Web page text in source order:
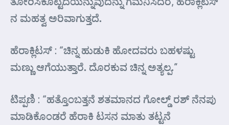
ನ ಮಹತ್ವ ಅರಿವಾಗುತ್ತದೆ.
ಹೆರಾಕ್ಲಿಟಸ್ : “ಚಿನ್ನ ಹುಡುಕಿ ಹೋದವರು ಬಹಳಷ್ಟು
ಮಣ್ಣು ಆಗೆಯುತ್ತಾರೆ. ದೊರಕುವ ಚಿನ್ನ ಅತ್ಯಲ್ಪ.”
ಟಿಪ್ಪಣಿ : “ಹತ್ತೊಂಬತ್ತನೆ ಶತಮಾನದ ಗೋಲ್ಡ್ ರಶ್ ನೆನಪು
ಮಾಡಿಕೊಂಡರೆ ಹೆರಾಕಿ ಟಸನ ಮಾತು ತಟ್ಟನೆ